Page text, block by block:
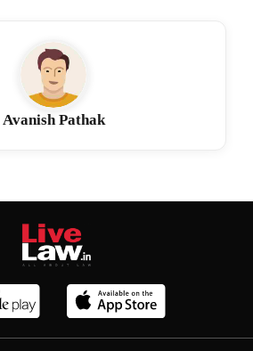
Avanish Pathak